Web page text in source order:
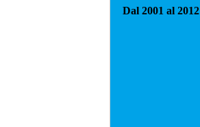
Dal 2001 al 2012